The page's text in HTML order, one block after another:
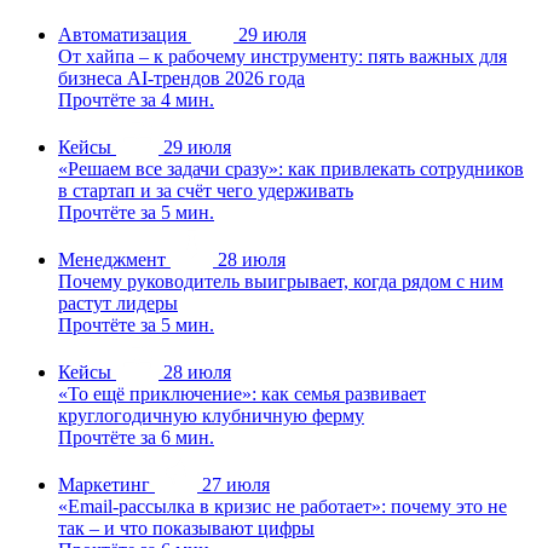
Автоматизация
29 июля
От хайпа – к рабочему инструменту: пять важных для
бизнеса AI-трендов 2026 года
Прочтёте за 4 мин.
Кейсы
29 июля
«Решаем все задачи сразу»: как привлекать сотрудников
в стартап и за счёт чего удерживать
Прочтёте за 5 мин.
Менеджмент
28 июля
Почему руководитель выигрывает, когда рядом с ним
растут лидеры
Прочтёте за 5 мин.
Кейсы
28 июля
«То ещё приключение»: как семья развивает
круглогодичную клубничную ферму
Прочтёте за 6 мин.
Маркетинг
27 июля
«Email-рассылка в кризис не работает»: почему это не
так – и что показывают цифры